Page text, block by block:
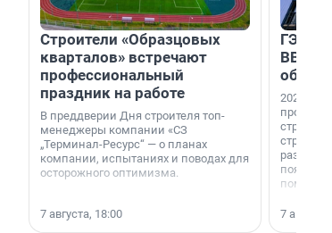
Строители «Образцовых
кварталов» встречают
профессиональный
праздник на работе
В преддверии Дня строителя топ-
менеджеры компании «СЗ
„Терминал-Ресурс“ — о планах
компании, испытаниях и поводах для
осторожного оптимизма.
7 августа, 18:00
ГЭС,
ВВП: в
об
2026-й —
раз. В
7